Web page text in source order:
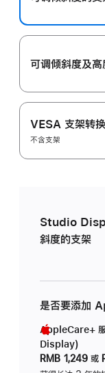
可调倾斜度及高‍
VESA 支架转
不含支架
Studio
斜度的支架
是否要添加
AppleCare+
Display)
RMB 1,249 或